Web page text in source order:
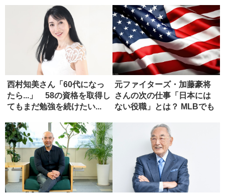
西村知美さん「60代になっ
たら...」 58の資格を取得し
てもまだ勉強を続けたい...
元ファイターズ・加藤豪将
さんの次の仕事「日本には
ない役職」とは？ MLBでも